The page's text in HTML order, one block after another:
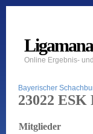
Online Ergebnis-
Bayerischer
23022
Mitglieder